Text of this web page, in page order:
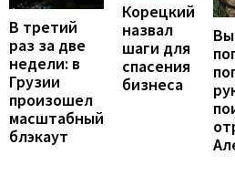
В третий
раз за две
недели: в
Грузии
произошел
масштабный
блэкаут
Корецкий
назвал
шаги для
спасения
бизнеса